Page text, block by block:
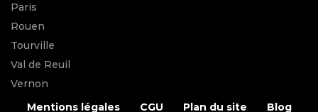
Paris
Rouen
Tourville
Val de Reuil
Vernon
Mentions légales
CGU Plan du site Blog